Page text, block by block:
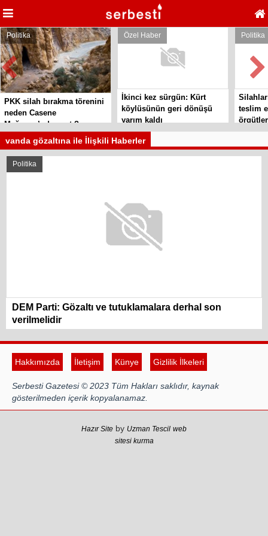
Politika
PKK silah bırakma törenini
neden Casene
Mağarası’nda yaptı?
Özel Haber
İkinci kez sürgün: Kürt
köylüsünün geri dönüşü
yarım kaldı
Politika
teslim
vanda gözaltına ile İlişkili Haberler
Politika
DEM Parti: Gözaltı ve tutuklamalara derhal son
verilmelidir
Hakkımızda İletişim Künye Gizlilik İlkeleri
Serbesti Gazetesi © 2023 Tüm Hakları saklıdır, kaynak
gösterilmeden içerik kopyalanamaz.
Hazır Site by Uzman Tescil web
sitesi kurma